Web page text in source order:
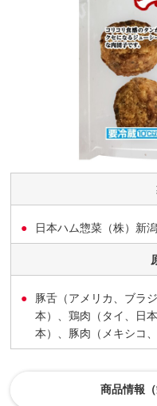
日本ハム惣菜（株）新
豚舌（アメリカ、ブラ
本）、鶏肉（タイ、日
本）、豚肉（メキシコ、
商品情報